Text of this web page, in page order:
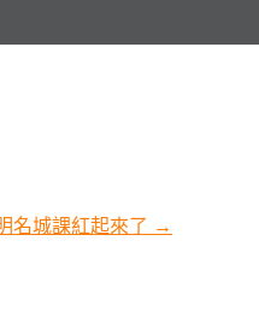
名城課紅起來了 →